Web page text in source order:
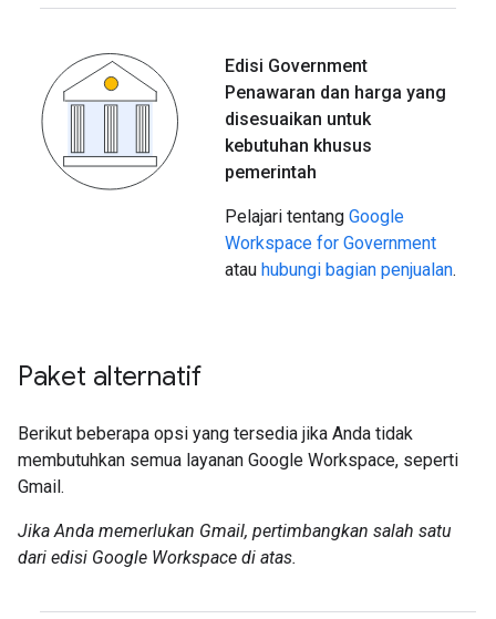
Edisi Government
Penawaran dan harga yang
disesuaikan untuk
kebutuhan khusus
pemerintah
Pelajari tentang Google
Workspace for Government
atau hubungi bagian penjualan.
Paket alternatif
Berikut beberapa opsi yang tersedia jika Anda tidak
membutuhkan semua layanan Google Workspace, seperti
Gmail.
Jika Anda memerlukan Gmail, pertimbangkan salah satu
dari edisi Google Workspace di atas.